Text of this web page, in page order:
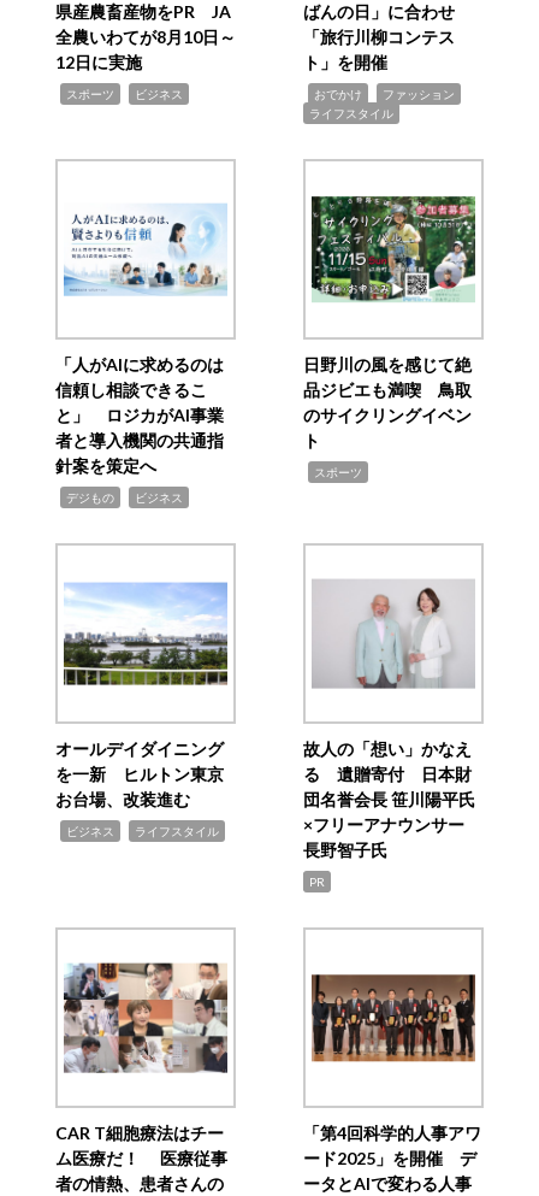
県産農畜産物をPR JA
全農いわてが8月10日～
12日に実施
スポーツ ビジネス
ばんの日」に合わせ
「旅行川柳コンテス
ト」を開催
おでかけ ファッション
ライフスタイル
「人がAIに求めるのは
信頼し相談できるこ
と」 ロジカがAI事業
者と導入機関の共通指
針案を策定へ
デジもの ビジネス
日野川の風を感じて絶
品ジビエも満喫 鳥取
のサイクリングイベン
ト
スポーツ
オールデイダイニング
を一新 ヒルトン東京
お台場、改装進む
ビジネス ライフスタイル
故人の「想い」かなえ
る 遺贈寄付 日本財
団名誉会長 笹川陽平氏
×フリーアナウンサー
長野智子氏
PR
CAR T細胞療法はチー
ム医療だ！ 医療従事
者の情熱、患者さんの
「第4回科学的人事アワ
ード2025」を開催 デ
ータとAIで変わる人事